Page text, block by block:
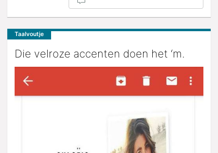
Taalvoutje
Die velroze accenten doen het ‘m.